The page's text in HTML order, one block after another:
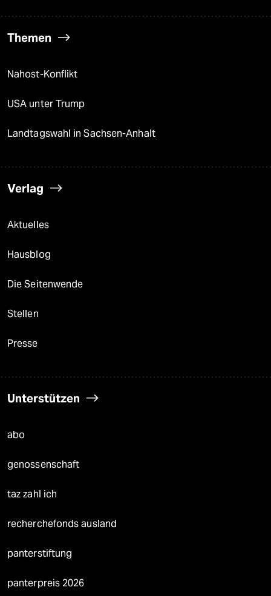
Themen
Nahost-Konflikt
USA unter Trump
Landtagswahl in Sachsen-Anhalt
Verlag
Aktuelles
Hausblog
Die Seitenwende
Stellen
Presse
Unterstützen
abo
genossenschaft
taz zahl ich
recherchefonds ausland
panterstiftung
panterpreis 2026